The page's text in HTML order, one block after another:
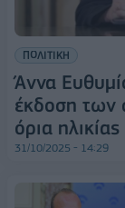
ΠΟΛΙΤΙΚΗ
Άννα
έκδοση των
όρια
31/10/2025 - 14:29